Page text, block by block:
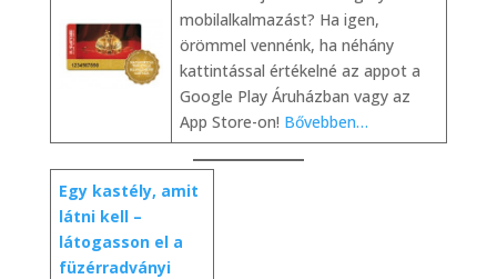
mobilalkalmazást? Ha igen,
örömmel vennénk, ha néhány
kattintással értékelné az appot a
Google Play Áruházban vagy az
App Store-on! Bővebben…
Egy kastély, amit
látni kell –
látogasson el a
füzérradványi